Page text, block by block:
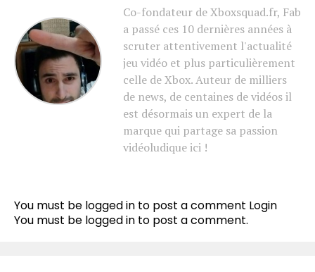
Co-fondateur de Xboxsquad.fr, Fab
a passé ces 10 dernières années à
scruter attentivement l'actualité
jeu vidéo et plus particulièrement
celle de Xbox. Auteur de milliers
de news, de centaines de vidéos il
est désormais un expert de la
marque qui partage sa passion
vidéoludique ici !
You must be logged in to post a comment Login
You must be logged in to post a comment.